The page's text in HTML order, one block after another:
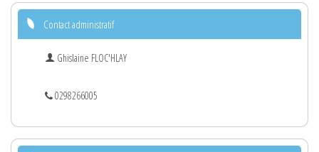
Contact administratif
Ghislaine FLOC'HLAY
0298266005